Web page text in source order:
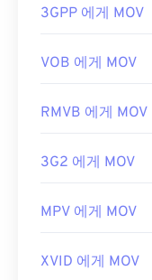
유용한 링크:
사용되지 않고 다
QuickTime에서
최초 출시:2001년
https://
CH203-
3GPP 에게 MOV
VOB 에게 MOV
RMVB 에게 MOV
3G2 에게 MOV
MPV 에게 MOV
XVID 에게 MOV